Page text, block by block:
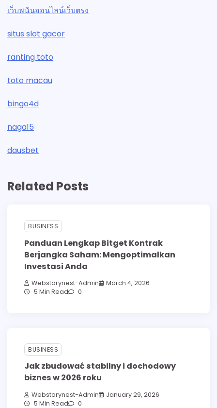
เว็บพนันออนไลน์เว็บตรง
situs slot gacor
ranting toto
toto macau
bingo4d
naga15
dausbet
Related Posts
BUSINESS
Panduan Lengkap Bitget Kontrak
Berjangka Saham: Mengoptimalkan
Investasi Anda
Webstorynest-Admin
March 4, 2026
5 Min Read
0
BUSINESS
Jak zbudować stabilny i dochodowy
biznes w 2026 roku
Webstorynest-Admin
January 29, 2026
5 Min Read
0